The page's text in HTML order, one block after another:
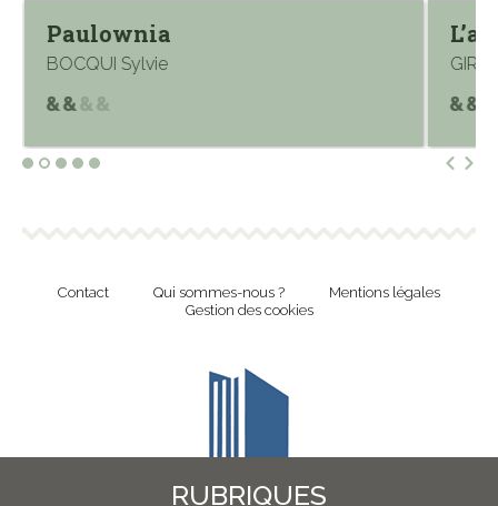
Paulownia
BOCQUI Sylvie
RUBRIQUES
Contact Qui sommes-nous ?
Mentions légales
Gestion des cookies